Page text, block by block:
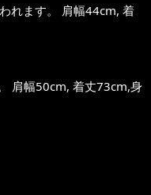
れます。 肩幅44cm, 着
肩幅50cm, 着丈73cm,身